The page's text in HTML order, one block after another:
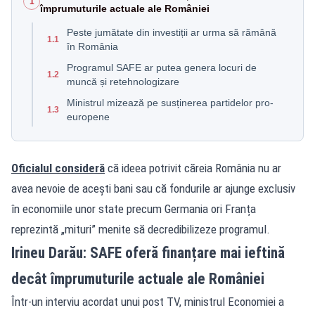
împrumuturile actuale ale României
1.1
Peste jumătate din investiții ar urma să rămână
în România
1.2
Programul SAFE ar putea genera locuri de
muncă și retehnologizare
1.3
Ministrul mizează pe susținerea partidelor pro-
europene
Oficialul consideră că ideea potrivit căreia România nu ar
avea nevoie de acești bani sau că fondurile ar ajunge exclusiv
în economiile unor state precum Germania ori Franța
reprezintă „mituri” menite să decredibilizeze programul.
Irineu Darău: SAFE oferă finanțare mai ieftină
decât împrumuturile actuale ale României
Într-un interviu acordat unui post TV, ministrul Economiei a